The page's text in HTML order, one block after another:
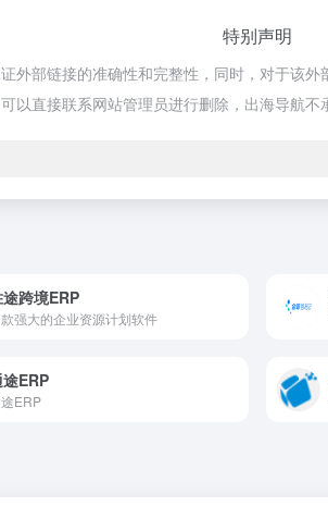
特别声明
外部链接的准确性和完整性，同时，对于该
直接联系网站管理员进行删除，出海导航不
途跨境ERP
强大的企业资源计划软件
ERP
ERP